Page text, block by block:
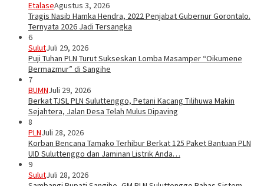
EtalaseAgustus 3, 2026
Tragis Nasib Hamka Hendra, 2022 Penjabat Gubernur Gorontalo.
Ternyata 2026 Jadi Tersangka
6
SulutJuli 29, 2026
Puji Tuhan PLN Turut Sukseskan Lomba Masamper “Oikumene
Bermazmur” di Sangihe
7
BUMNJuli 29, 2026
Berkat TJSL PLN Suluttenggo, Petani Kacang Tilihuwa Makin
Sejahtera, Jalan Desa Telah Mulus Dipaving
8
PLNJuli 28, 2026
Korban Bencana Tamako Terhibur Berkat 125 Paket Bantuan PLN
UID Suluttenggo dan Jaminan Listrik Anda…
9
SulutJuli 28, 2026